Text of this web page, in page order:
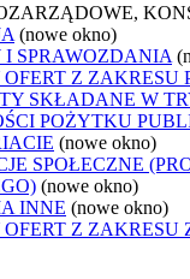
(nowe okno)
I SPRAWOZDANIA
Z ZAKRESU
SKŁADANE W
POŻYTKU
(nowe okno)
SPOŁECZNE
(nowe okno)
INNE (nowe okno)
Z ZAKRESU